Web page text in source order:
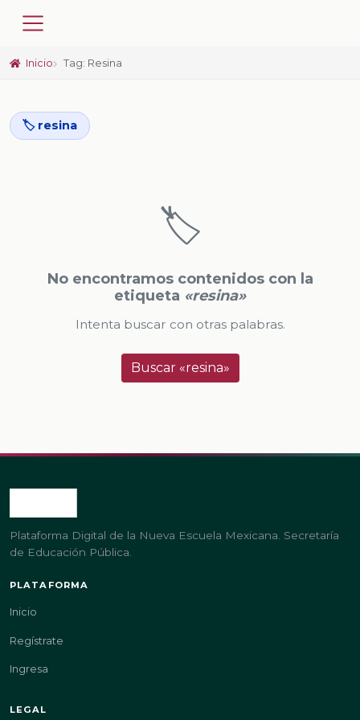
Inicio Tag: Resina
🏷️ resina
🏷️
No encontramos contenidos con la
etiqueta «resina»
Intenta buscar con otras palabras.
Buscar «resina»
Plataforma Digital de la Nueva Escuela Mexicana. Secretaría
de Educación Pública.
PLATAFORMA
Inicio
Regístrate
Ingresa
LEGAL